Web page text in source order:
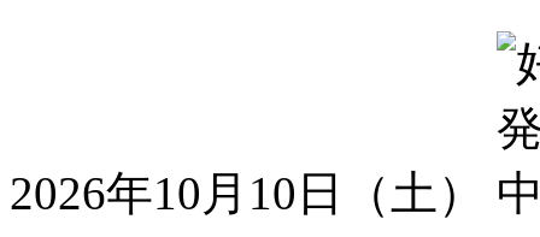
2026年10月10日（土）